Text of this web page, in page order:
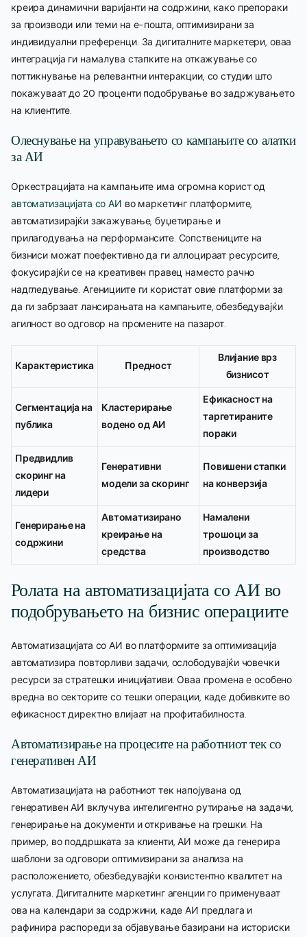
креира динамични варијанти на содржини, како препораки
за производи или теми на е-пошта, оптимизирани за
индивидуални преференци. За дигиталните маркетери, оваа
интеграција ги намалува стапките на откажување со
поттикнување на релевантни интеракции, со студии што
покажуваат до 20 проценти подобрување во задржувањето
на клиентите.
Олеснување на управувањето со кампањите со алатки
за АИ
Оркестрацијата на кампањите има огромна корист од
автоматизацијата со АИ во маркетинг платформите,
автоматизирајќи закажување, буџетирање и
прилагодувања на перформансите. Сопствениците на
бизниси можат поефективно да ги аллоцираат ресурсите,
фокусирајќи се на креативен правец наместо рачно
надгледување. Агенициите ги користат овие платформи за
да ги забрзаат лансирањата на кампањите, обезбедувајќи
агилност во одговор на промените на пазарот.
Карактеристика Предност
Влијание врз
бизнисот
Сегментација на
публика
Кластерирање
водено од АИ
Ефикасност на
таргетираните
пораки
Предвидлив
скоринг на
лидери
Генеративни
модели за скоринг
Повишени стапки
на конверзија
Генерирање на
содржини
Автоматизирано
креирање на
средства
Намалени
трошоци за
производство
Ролата на автоматизацијата со АИ во
подобрувањето на бизнис операциите
Автоматизацијата со АИ во платформите за оптимизација
автоматизира повторливи задачи, ослободувајќи човечки
ресурси за стратешки иницијативи. Оваа промена е особено
вредна во секторите со тешки операции, каде добивките во
ефикасност директно влијаат на профитабилноста.
Автоматизирање на процесите на работниот тек со
генеративен АИ
Автоматизацијата на работниот тек напојувана од
генеративен АИ вклучува интелигентно рутирање на задачи,
генерирање на документи и откривање на грешки. На
пример, во поддршката за клиенти, АИ може да генерира
шаблони за одговори оптимизирани за анализа на
расположението, обезбедувајќи конзистентно квалитет на
услугата. Дигиталните маркетинг агенции го применуваат
ова на календари за содржини, каде АИ предлага и
рафинира распореди за објавување базирани на историски